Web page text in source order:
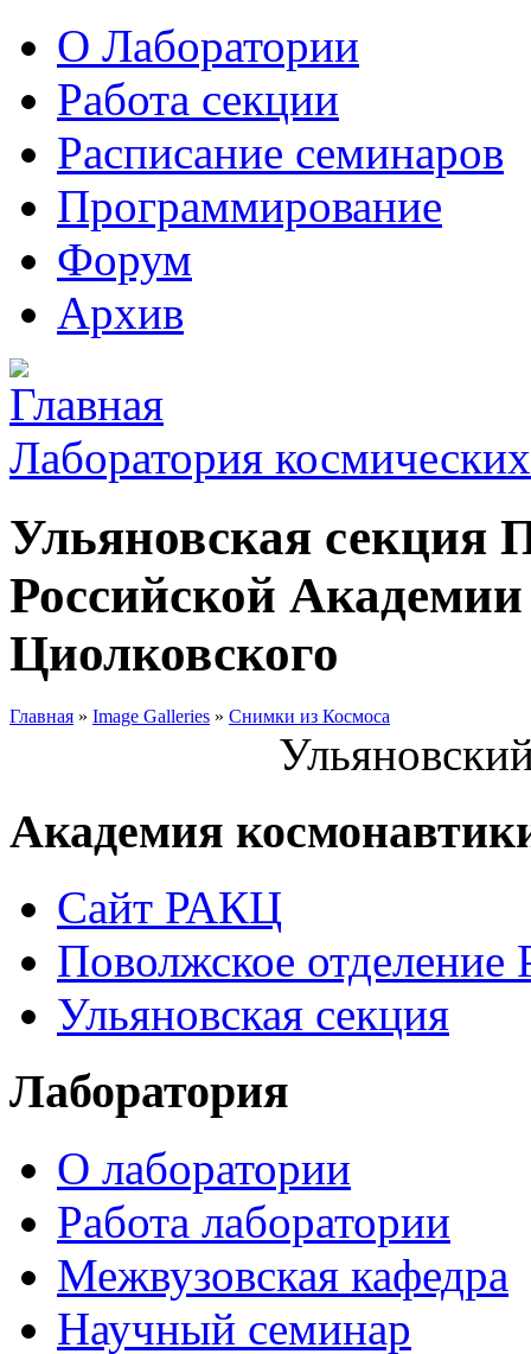
О Лаборатории
Работа секции
Расписание семинаров
Программирование
Форум
Архив
Лаборатория
Ульяновская секция
Российской
Циолковского
Главная » Image Galleries » Снимки из Космоса
Академия
Сайт РАКЦ
Поволжское
Ульяновская секция
Лаборатория
О лаборатории
Работа лаборатории
Межвузовская кафедра
Научный семинар